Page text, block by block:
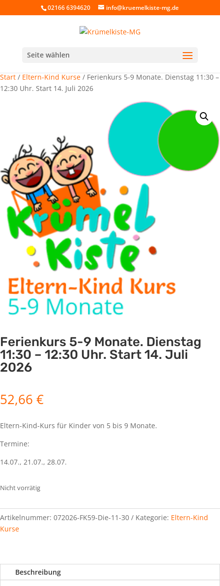
02166 6394620 info@kruemelkiste-mg.de
Seite wählen
Start / Eltern-Kind Kurse / Ferienkurs 5-9 Monate. Dienstag 11:30 –
12:30 Uhr. Start 14. Juli 2026
Ferienkurs 5-9 Monate. Dienstag
11:30 – 12:30 Uhr. Start 14. Juli
2026
52,66 €
Eltern-Kind-Kurs für Kinder von 5 bis 9 Monate.
Termine:
14.07., 21.07., 28.07.
Nicht vorrätig
Artikelnummer: 072026-FK59-Die-11-30 Kategorie: Eltern-Kind
Kurse
Beschreibung